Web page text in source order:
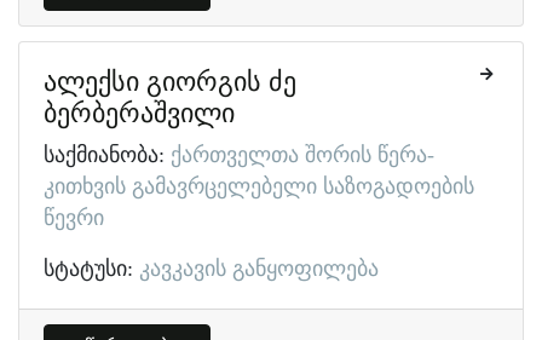
ალექსი გიორგის ძე
ბერბერაშვილი
საქმიანობა: ქართველთა შორის წერა-
კითხვის გამავრცელებელი საზოგადოების
წევრი
სტატუსი: კავკავის განყოფილება